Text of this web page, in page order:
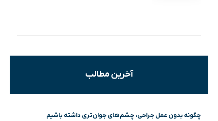
آخرین مطالب
چگونه بدون عمل جراحی، چشم‌های جوان‌تری داشته باشیم